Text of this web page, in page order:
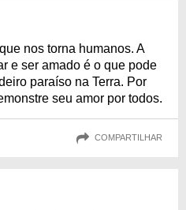
nos torna humanos. A
e ser amado é o que pode
paraíso na Terra. Por
seu amor por todos.
COMPARTILHAR